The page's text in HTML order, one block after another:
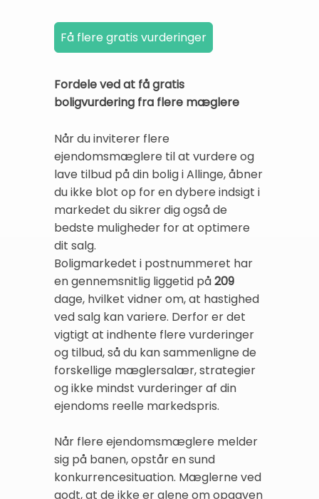
Fordele ved at få gratis
boligvurdering fra flere mæglere
Når du inviterer flere
ejendomsmæglere til at vurdere og
lave tilbud på din bolig i Allinge, åbner
du ikke blot op for en dybere indsigt i
markedet du sikrer dig også de
bedste muligheder for at optimere
dit salg.
Boligmarkedet i postnummeret har
en gennemsnitlig liggetid på209
dage, hvilket vidner om, at hastighed
ved salg kan variere. Derfor er det
vigtigt at indhente flere vurderinger
og tilbud, så du kan sammenligne de
forskellige mæglersalær, strategier
og ikke mindst vurderinger af din
ejendoms reelle markedspris.
Når flere ejendomsmæglere melder
sig på banen, opstår en sund
konkurrencesituation. Mæglerne ved
godt, at de ikke er alene om opgaven